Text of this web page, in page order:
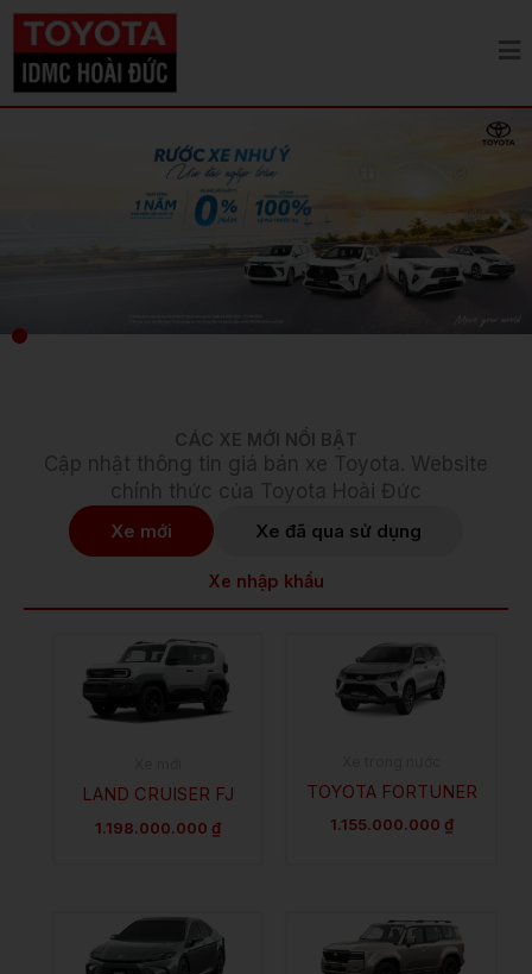
Nhảy
dung
CÁC XE MỚI NỔI BẬT
Cập nhật thông tin giá bán xe Toyota. Website
chính thức của Toyota Hoài Đức
Xe mới Xe đã qua sử dụng
Xe nhập khẩu
LAND CRUISER FJ
1.198.000.000 ₫
TOYOTA FORTUNER
1.155.000.000 ₫